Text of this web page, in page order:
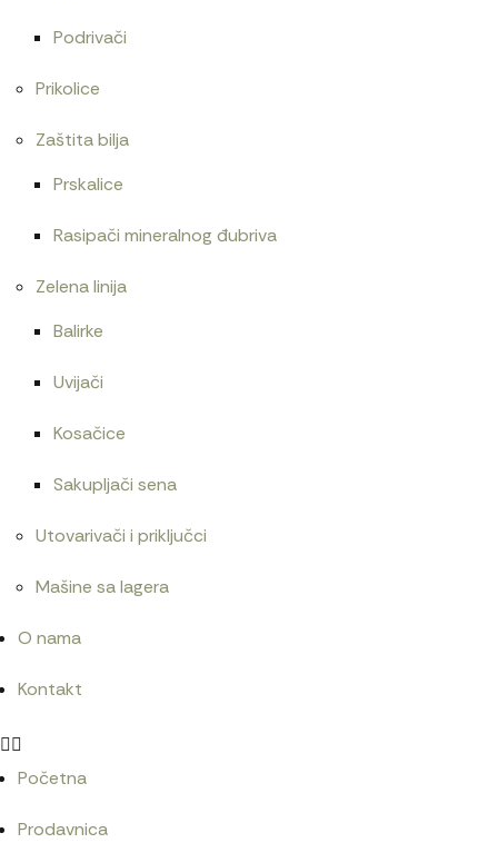
Podrivači
Prikolice
Zaštita bilja
Prskalice
Rasipači mineralnog đubriva
Zelena linija
Balirke
Uvijači
Kosačice
Sakupljači sena
Utovarivači i priključci
Mašine sa lagera
O nama
Kontakt
Početna
Prodavnica
24RSD